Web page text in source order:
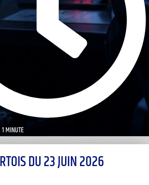
MINUTE
DU 23 JUIN 2026